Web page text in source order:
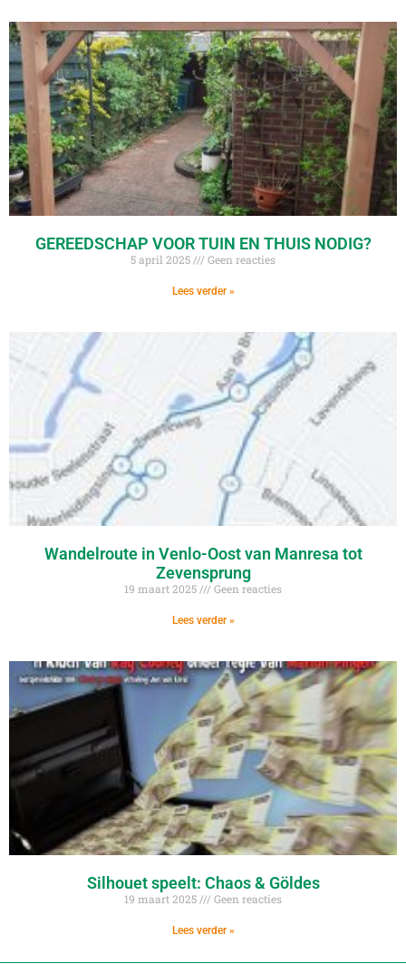
GEREEDSCHAP VOOR TUIN EN THUIS NODIG?
5 april 2025 Geen reacties
Lees verder »
Wandelroute in Venlo-Oost van Manresa tot
Zevensprung
19 maart 2025 Geen reacties
Lees verder »
Silhouet speelt: Chaos & Göldes
19 maart 2025 Geen reacties
Lees verder »